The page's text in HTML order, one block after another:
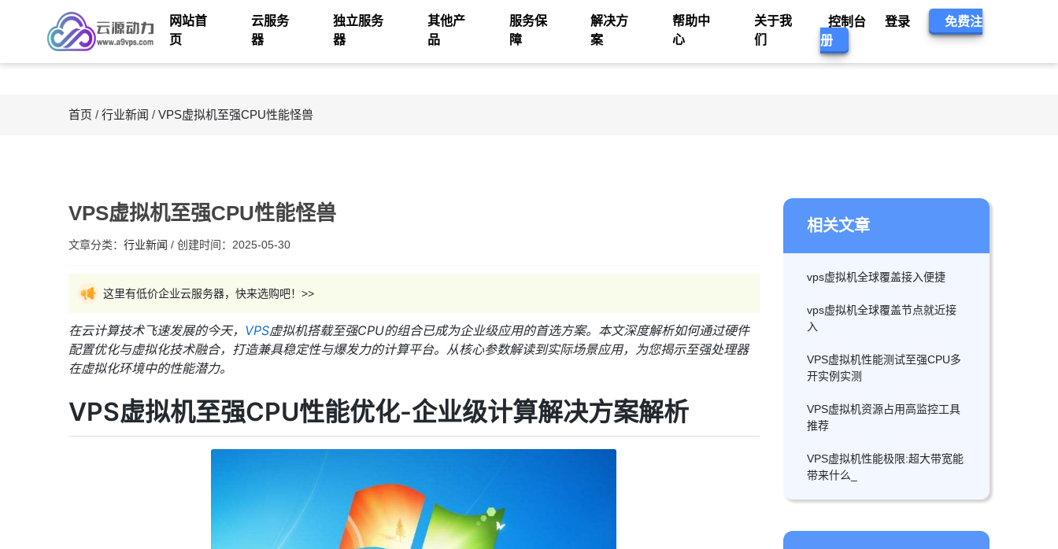
网站首
页
云服务
器
独立服务
器
其他产
品
服务保
障
解决方
案
帮助中
心
关于我
们
控制台 登录
免费注
册
首页 / 行业新闻 / VPS虚拟机至强CPU性能怪兽
VPS虚拟机至强CPU性能怪兽
文章分类： 行业新闻 / 创建时间： 2025-05-30
这里有低价企业云服务器，快来选购吧！>>
在云计算技术飞速发展的今天， VPS虚拟机搭载至强CPU的组合已成为企业级应用的首选方案。本文深度解析如何通过硬件
配置优化与虚拟化技术融合，打造兼具稳定性与爆发力的计算平台。从核心参数解读到实际场景应用，为您揭示至强处理器
在虚拟化环境中的性能潜力。
VPS虚拟机至强CPU性能优化-企业级计算解决方案解析
相关文章
vps虚拟机全球覆盖接入便捷
vps虚拟机全球覆盖节点就近接
入
VPS虚拟机性能测试至强CPU多
开实例实测
VPS虚拟机资源占用高监控工具
推荐
VPS虚拟机性能极限:超大带宽能
带来什么_